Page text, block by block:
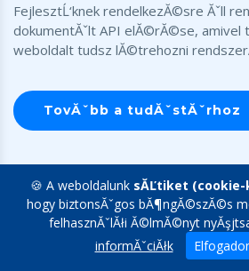
FejlesztĹ‘knek rendelkezĂ©sre Ăˇll
dokumentĂˇlt API elĂ©rĂ©se, amivel
weboldalt tudsz lĂ©trehozni
TovĂˇbb a tudĂˇstĂˇrhoz
🍪 A weboldalunk sĂĽtiket
hogy biztonsĂˇgos bĂ¶ngĂ©szĂ©s
felhasznĂˇlĂłi Ă©lmĂ©nyt
informĂˇciĂłk